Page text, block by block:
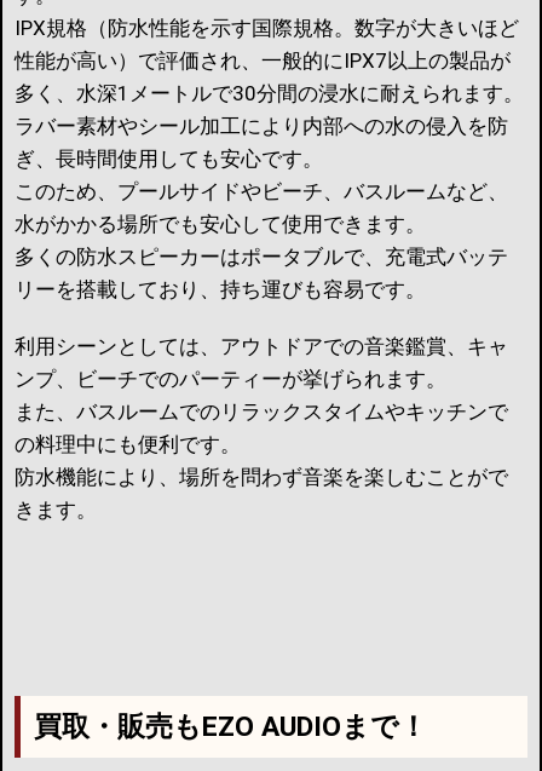
IPX規格（防水性能を示す国際規格。数字が大きいほど
性能が高い）で評価され、一般的にIPX7以上の製品が
多く、水深1メートルで30分間の浸水に耐えられます。
ラバー素材やシール加工により内部への水の侵入を防
ぎ、長時間使用しても安心です。
このため、プールサイドやビーチ、バスルームなど、
水がかかる場所でも安心して使用できます。
多くの防水スピーカーはポータブルで、充電式バッテ
リーを搭載しており、持ち運びも容易です。
利用シーンとしては、アウトドアでの音楽鑑賞、キャ
ンプ、ビーチでのパーティーが挙げられます。
また、バスルームでのリラックスタイムやキッチンで
の料理中にも便利です。
防水機能により、場所を問わず音楽を楽しむことがで
きます。
買取・販売もEZO AUDIOまで！